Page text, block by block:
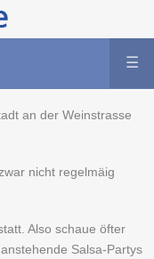
☰
nicht regelmäig
Also schaue öfter
Salsa-Partys